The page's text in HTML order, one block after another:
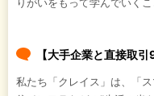
【大手企業と直接取
私たち「クレイス」は、「